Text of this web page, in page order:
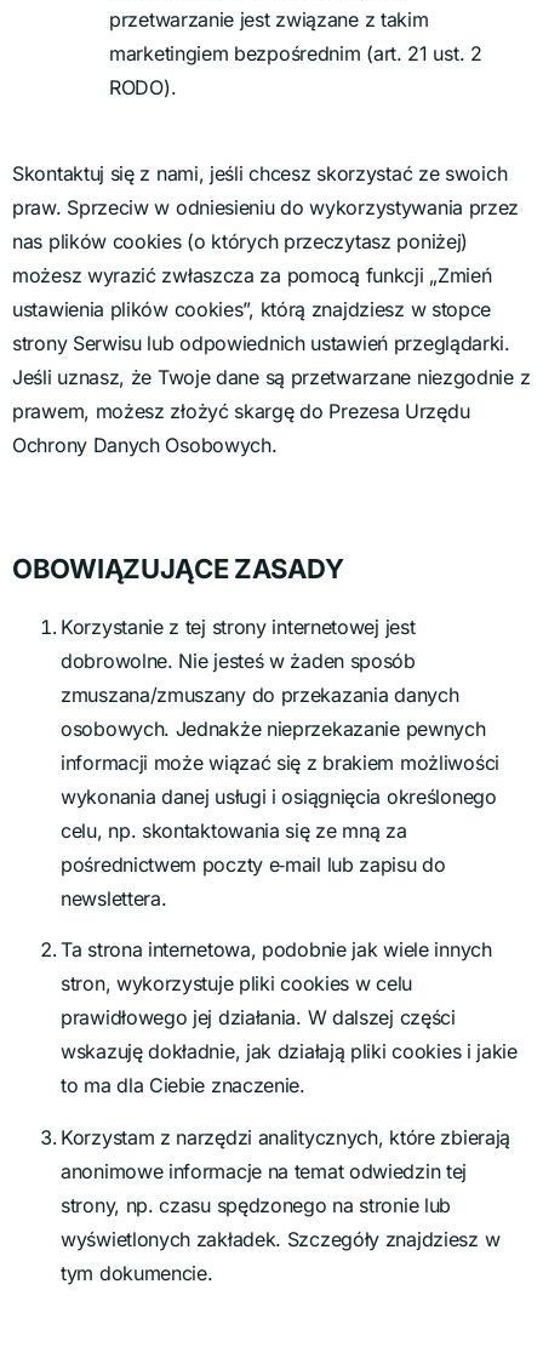
przetwarzanie jest związane z takim
marketingiem bezpośrednim (art. 21 ust. 2
RODO).
Skontaktuj się z nami, jeśli chcesz skorzystać ze swoich
praw. Sprzeciw w odniesieniu do wykorzystywania przez
nas plików cookies (o których przeczytasz poniżej)
możesz wyrazić zwłaszcza za pomocą funkcji „Zmień
ustawienia plików cookies”, którą znajdziesz w stopce
strony Serwisu lub odpowiednich ustawień przeglądarki.
Jeśli uznasz, że Twoje dane są przetwarzane niezgodnie z
prawem, możesz złożyć skargę do Prezesa Urzędu
Ochrony Danych Osobowych.
OBOWIĄZUJĄCE ZASADY
Korzystanie z tej strony internetowej jest
dobrowolne. Nie jesteś w żaden sposób
zmuszana/zmuszany do przekazania danych
osobowych. Jednakże nieprzekazanie pewnych
informacji może wiązać się z brakiem możliwości
wykonania danej usługi i osiągnięcia określonego
celu, np. skontaktowania się ze mną za
pośrednictwem poczty e‑mail lub zapisu do
newslettera.
Ta strona internetowa, podobnie jak wiele innych
stron, wykorzystuje pliki cookies w celu
prawidłowego jej działania. W dalszej części
wskazuję dokładnie, jak działają pliki cookies i jakie
to ma dla Ciebie znaczenie.
Korzystam z narzędzi analitycznych, które zbierają
anonimowe informacje na temat odwiedzin tej
strony, np. czasu spędzonego na stronie lub
wyświetlonych zakładek. Szczegóły znajdziesz w
tym dokumencie.